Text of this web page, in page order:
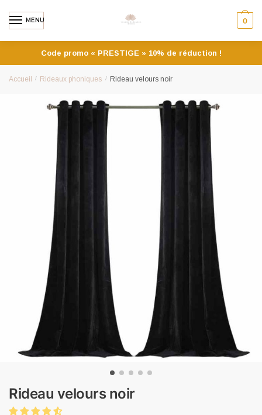
MENU 0
Code promo « PRESTIGE » 10% de réduction !
Accueil / Rideaux phoniques / Rideau velours noir
Rideau velours noir